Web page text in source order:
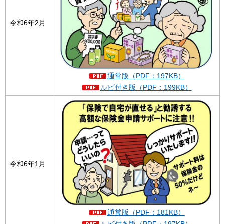
令和6年2月
通常版（PDF：197KB）
ルビ付き版（PDF：199KB）
令和6年1月
通常版（PDF：181KB）